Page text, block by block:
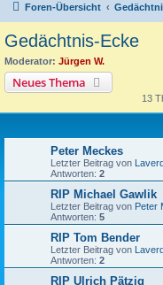
Foren-Übersicht
Gedächtnis-Ecke
Moderator: Jürgen W.
Neues Thema
13
Peter Meckes
Letzter Beitrag von
Antworten: 2
RIP Michael Gawlik
Letzter Beitrag von Peter
Antworten: 5
RIP Tom Bender
Letzter Beitrag von
Antworten: 2
RIP Ulrich Pätzig